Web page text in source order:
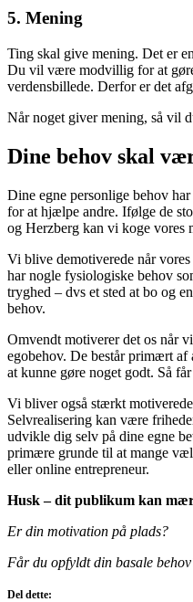
5. Mening
Ting skal give mening. Det er
Du vil være modvillig for at
verdensbillede. Derfor er det
Når noget giver mening, så vil
Dine behov skal
Dine egne personlige behov
for at hjælpe andre. Ifølge de
og Herzberg kan vi koge vores
Vi blive demotiverede når
har nogle fysiologiske behov
tryghed – dvs et sted at bo og
behov.
Omvendt motiverer det os når
egobehov. De består primært af
at kunne gøre noget godt. Så
Vi bliver også stærkt motiverede
Selvrealisering kan være
udvikle dig selv på dine egne
primære grunde til at mange
eller online entrepreneur.
Husk – dit publikum kan
Er din motivation på plads?
Får du opfyldt din basale
Del dette: